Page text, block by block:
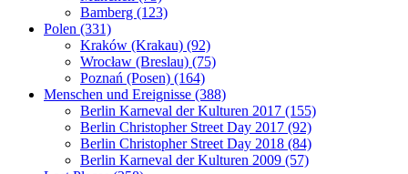
Bamberg (123)
Polen (331)
Kraków (Krakau) (92)
Wrocław (Breslau) (75)
Poznań (Posen) (164)
Menschen und Ereignisse (388)
Berlin Karneval der Kulturen 2017 (155)
Berlin Christopher Street Day 2017 (92)
Berlin Christopher Street Day 2018 (84)
Berlin Karneval der Kulturen 2009 (57)